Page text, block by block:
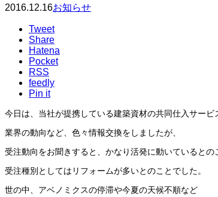
2016.12.16お知らせ
Tweet
Share
Hatena
Pocket
RSS
feedly
Pin it
今日は、当社が提携している建築資材の共同仕入サー
業界の動向など、色々情報交換をしましたが、
受注動向をお聞きすると、かなり活発に動いているとの
受注種別としてはリフォームが多いとのことでした。
世の中、アベノミクスの停滞や今夏の天候不順など